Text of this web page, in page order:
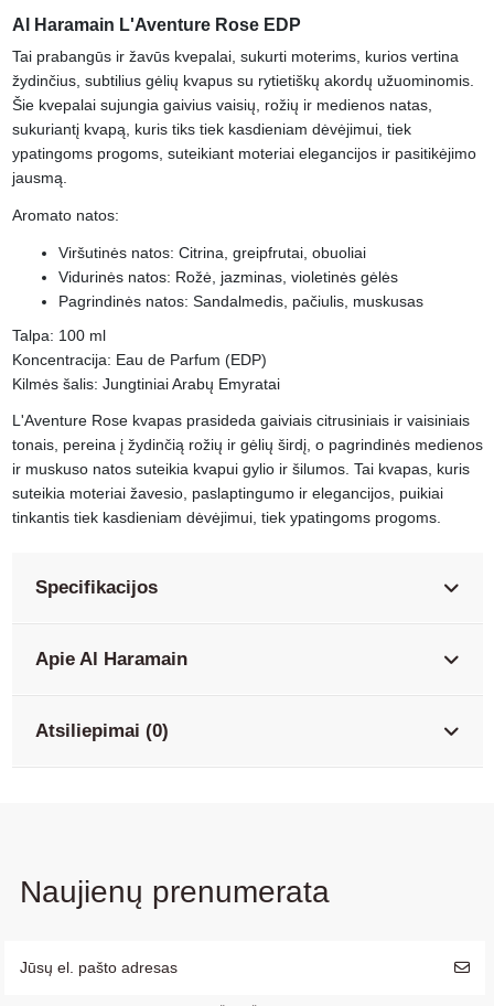
Al Haramain L'Aventure Rose EDP
Tai prabangūs ir žavūs kvepalai, sukurti moterims, kurios vertina
žydinčius, subtilius gėlių kvapus su rytietiškų akordų užuominomis.
Šie kvepalai sujungia gaivius vaisių, rožių ir medienos natas,
sukuriantį kvapą, kuris tiks tiek kasdieniam dėvėjimui, tiek
ypatingoms progoms, suteikiant moteriai elegancijos ir pasitikėjimo
jausmą.
Aromato natos:
Viršutinės natos: Citrina, greipfrutai, obuoliai
Vidurinės natos: Rožė, jazminas, violetinės gėlės
Pagrindinės natos: Sandalmedis, pačiulis, muskusas
Talpa: 100 ml
Koncentracija: Eau de Parfum (EDP)
Kilmės šalis: Jungtiniai Arabų Emyratai
L'Aventure Rose kvapas prasideda gaiviais citrusiniais ir vaisiniais
tonais, pereina į žydinčią rožių ir gėlių širdį, o pagrindinės medienos
ir muskuso natos suteikia kvapui gylio ir šilumos. Tai kvapas, kuris
suteikia moteriai žavesio, paslaptingumo ir elegancijos, puikiai
tinkantis tiek kasdieniam dėvėjimui, tiek ypatingoms progoms.
Specifikacijos
Apie Al Haramain
Atsiliepimai (0)
Naujienų prenumerata